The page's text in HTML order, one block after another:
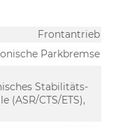
Frontantrieb
Parkbremse
Stabilitäts-
(ASR/CTS/ETS),